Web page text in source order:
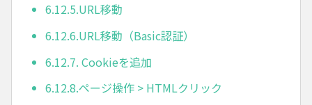
6.12.5.URL移動
6.12.6.URL移動（Basic認証）
6.12.7. Cookieを追加
6.12.8.ページ操作 > HTMLクリック